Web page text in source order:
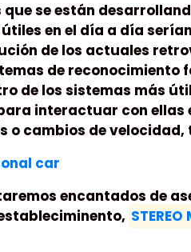
se están
en el día a día
de los actuales
de
de los sistemas más
interactuar con ellas
o cambios de
car
encantados de
STEREO